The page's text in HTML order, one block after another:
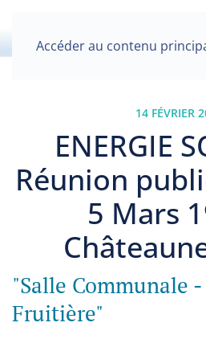
Accéder au contenu
14 FÉVRIER
ENERGIE
Réunion
5 Mars
"Salle Communale
Fruitière"